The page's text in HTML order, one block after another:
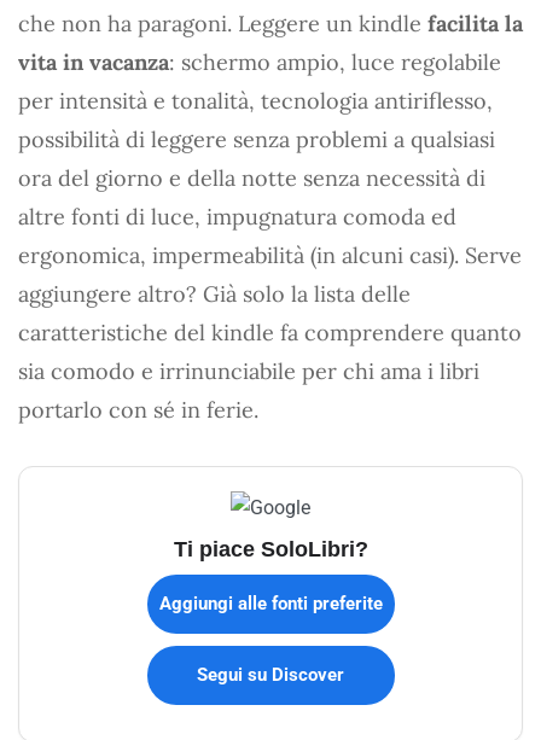
che non ha paragoni. Leggere un kindle facilita la
vita in vacanza: schermo ampio, luce regolabile
per intensità e tonalità, tecnologia antiriflesso,
possibilità di leggere senza problemi a qualsiasi
ora del giorno e della notte senza necessità di
altre fonti di luce, impugnatura comoda ed
ergonomica, impermeabilità (in alcuni casi). Serve
aggiungere altro? Già solo la lista delle
caratteristiche del kindle fa comprendere quanto
sia comodo e irrinunciabile per chi ama i libri
portarlo con sé in ferie.
Ti piace SoloLibri?
Aggiungi alle fonti preferite
Segui su Discover